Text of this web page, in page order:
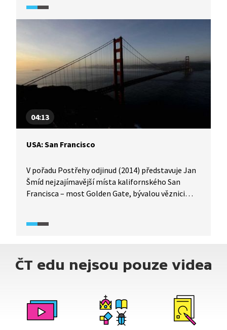
spadá pod Dánsko, má rozsáhlou autonomii
dozvíme více o historii i současném životě Inuitů.
04:13
USA: San Francisco
V pořadu Postřehy odjinud (2014) představuje Jan
Šmíd nejzajímavější místa kalifornského San
Francisca – most Golden Gate, bývalou věznici
ČT edu nejsou pouze videa